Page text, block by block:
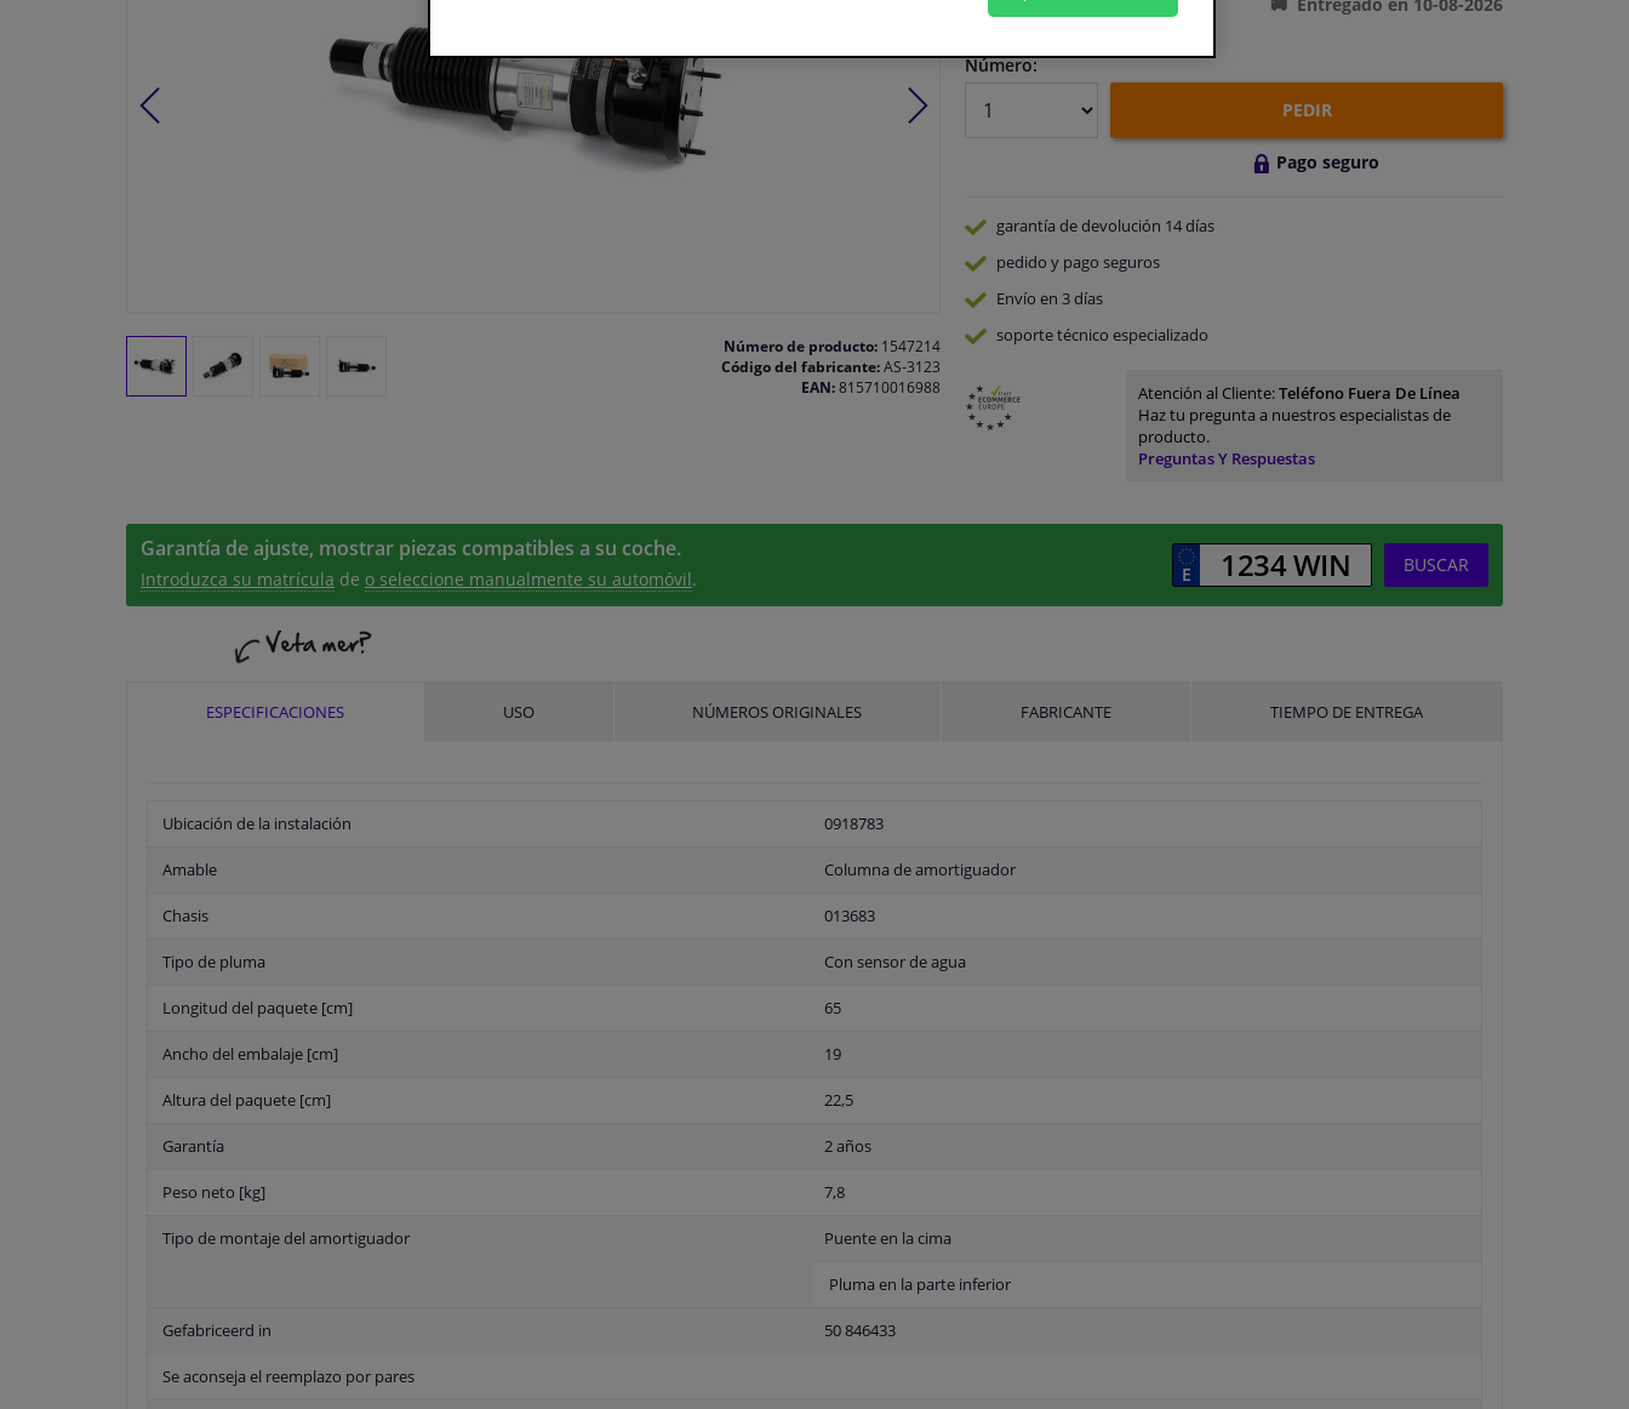
Número de producto:1547214
Código del fabricante:AS-3123
EAN:815710016988
En stock
Número:
PEDIR
Pago seguro
garantía de devolución 14 días
pedido y pago seguros
Envío en 3 días
soporte técnico especializado
Atención al Cliente:Teléfono Fuera De Línea
Haz tu pregunta a nuestros especialistas de
producto.
Preguntas Y Respuestas
Garantía de ajuste, mostrar piezas compatibles a su coche.
Introduzca su matrícula de o seleccione manualmente su automóvil.
BUSCAR
ESPECIFICACIONES USO NÚMEROS ORIGINALES FABRICANTE TIEMPO DE ENTREGA
Ubicación de la instalación 0918783
Amable Columna de amortiguador
Chasis 013683
Tipo de pluma Con sensor de agua
Longitud del paquete [cm] 65
Ancho del embalaje [cm] 19
Altura del paquete [cm] 22,5
Garantía 2 años
Peso neto [kg] 7,8
Tipo de montaje del amortiguador Puente en la cima
Pluma en la parte inferior
Gefabriceerd in 50 846433
Se aconseja el reemplazo por pares